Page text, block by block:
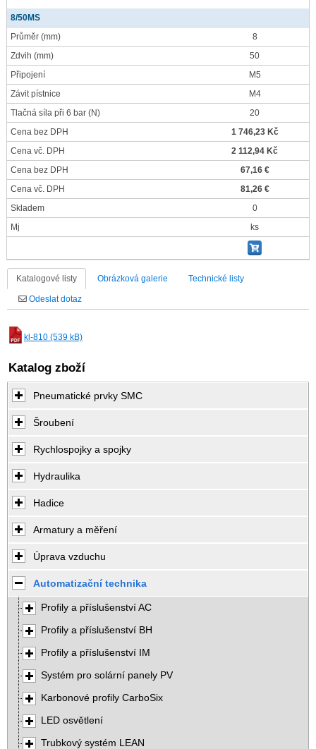
8/50MS
Průměr (mm)
8
Zdvih (mm)
50
Připojení
M5
Závit pístnice
M4
Tlačná síla při 6 bar (N)
20
Cena bez DPH
1 746,23 Kč
Cena vč. DPH
2 112,94 Kč
Cena bez DPH
67,16 €
Cena vč. DPH
81,26 €
Skladem
0
Mj
ks
Katalogové listy Obrázková galerie Technické listy
Odeslat dotaz
kl-810 (539 kB)
Katalog zboží
Pneumatické prvky SMC
Šroubení
Rychlospojky a spojky
Hydraulika
Hadice
Armatury a měření
Úprava vzduchu
Automatizační technika
Profily a příslušenství AC
Profily a příslušenství BH
Profily a příslušenství IM
Systém pro solární panely PV
Karbonové profily CarboSix
LED osvětlení
Trubkový systém LEAN